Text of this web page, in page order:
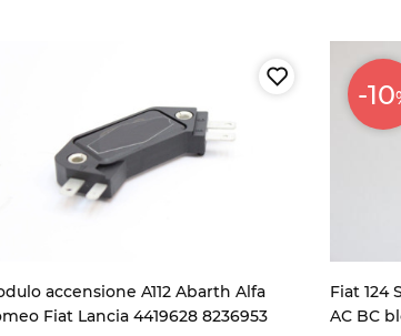
accensione A112 Abarth Alfa
Fiat Lancia 4419628 8236953
-10
Fiat 124
AC BC